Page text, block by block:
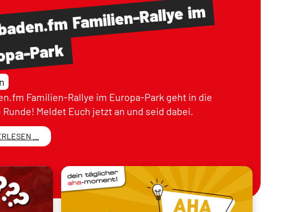
Familien-Rallyeim
Park
Familien-Rallye im Europa-Park geht in die
Meldet Euch jetzt an und seid dabei.
...